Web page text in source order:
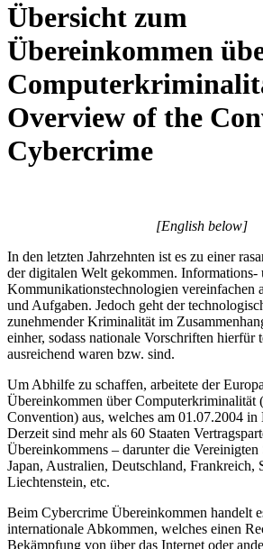
Übersicht zum
Übereinkommen
Overview of the
Cybercrime
[English below]
In den letzten Jahrzehnten ist es zu einer
der digitalen Welt gekommen. Informations-
Kommunikationstechnologien vereinfachen
und Aufgaben. Jedoch geht der
zunehmender Kriminalität im
einher, sodass nationale Vorschriften hierfür
ausreichend waren bzw. sind.
Um Abhilfe zu schaffen, arbeitete der
Übereinkommen über Computerkriminalität
Convention) aus, welches am 01.07.2004 in
Derzeit sind mehr als 60 Staaten
Übereinkommens – darunter die Vereinigten
Japan, Australien, Deutschland, Frankreich,
Liechtenstein, etc.
Beim Cybercrime Übereinkommen handelt
internationale Abkommen, welches einen
Bekämpfung von über das Internet oder